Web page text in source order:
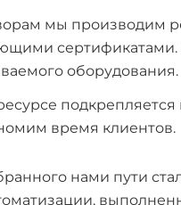
мы производим
оборудования.
время клиентов.
нами пути